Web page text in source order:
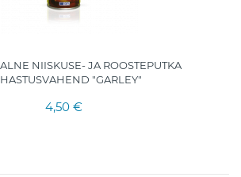
NIISKUSE- JA ROOSTEPUTKA
"GARLEY"
4,50 €